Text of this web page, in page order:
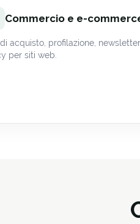
Commercio e e-
acquisto, profilazione,
per siti web.